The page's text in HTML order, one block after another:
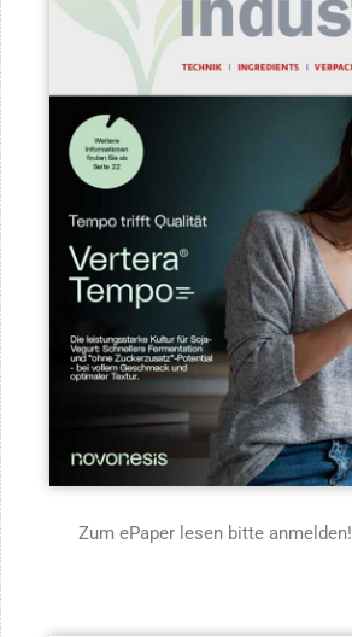
Zum ePaper lesen bitte anmelden!